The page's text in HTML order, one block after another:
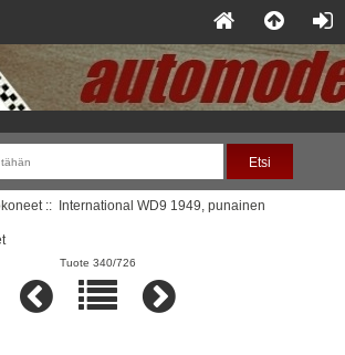
:: International WD9 1949, punainen
Tuote 340/726